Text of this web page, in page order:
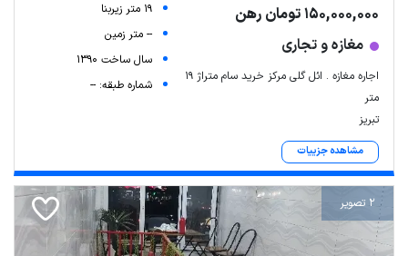
Leaflet| Map data ©ariamarz.com
150,000,000 تومان رهن
مغازه و تجاری
اجاره مغازه . ائل گلی مرکز خرید سام متراژ ۱۹
متر
تبریز
مشاهده جزییات
19 متر زیربنا
-- متر زمین
سال ساخت 1390
شماره طبقه: --
2 تصویر